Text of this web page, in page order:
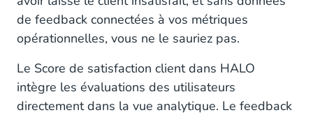
de feedback connectées à vos métriques
opérationnelles, vous ne le sauriez pas.
Le Score de satisfaction client dans HALO
intègre les évaluations des utilisateurs
directement dans la vue analytique. Le feedback